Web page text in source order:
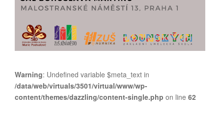
Warning: Undefined variable $meta_text in
/data/web/virtuals/3501/virtual/www/wp-
content/themes/dazzling/content-single.php on line 62